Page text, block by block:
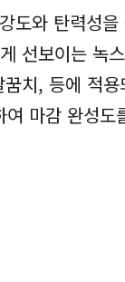
와 탄력성을
선보이는 녹
치, 등에 적
마감 완성도